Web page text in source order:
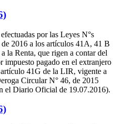
por las Leyes N°s
2016 a los artículos 41A, 41 B
la Renta, que rigen a contar del
impuesto pagado en el extranjero
41G de la LIR, vigente a
Circular N° 46, de 2015
el Diario Oficial de 19.07.2016).